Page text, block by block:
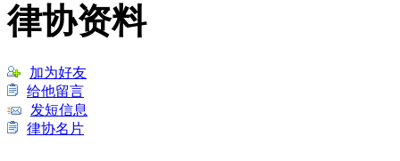
律协资料
加为好友
给他留言
发短信息
律协名片